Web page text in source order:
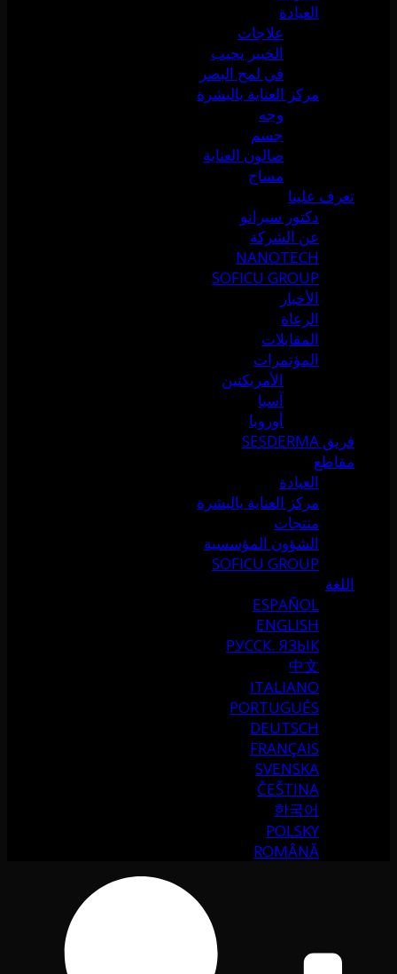
العيادة
علاجات
الخبير يجيب
في لمح البصر
مركز العناية بالبشرة
وجه
جسم
صالون العناية
مساج
تعرف علينا
دكتور سيرانو
عن الشركة
NANOTECH
SOFICU GROUP
الأخبار
الرعاة
المقابلات
المؤتمرات
الأمريكتين
آسيا
أوروبا
فريق SESDERMA
مقاطع
العيادة
مركز العناية بالبشرة
منتجات
الشؤون المؤسسية
SOFICU GROUP
اللغة
ESPAÑOL
ENGLISH
РУССК. ЯЗЫК
中文
ITALIANO
PORTUGUÉS
DEUTSCH
FRANÇAIS
SVENSKA
ČEŠTINA
한국어
POLSKY
ROMÂNĂ